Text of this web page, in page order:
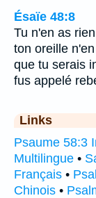
Ésaïe 48:8
Tu n'en as
ton oreille
que tu serais
fus appelé
Links
Psaume 58:3
Multilingue •
Français •
Chinois •